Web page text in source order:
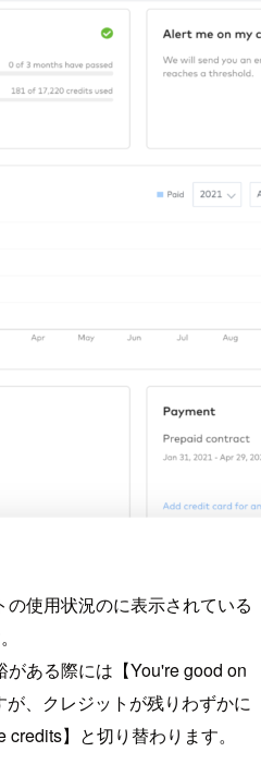
使用状況のに表示されている
ある際には【You're good on
、クレジットが残りわずかに
】と切り替わります。